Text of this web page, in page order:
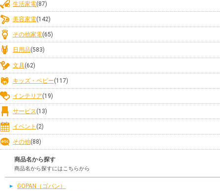
生活家電(87)
美容家電(142)
その他家電(65)
日用品(583)
文具(62)
キッズ・ベビー(117)
インテリア(19)
サービス(13)
イベント (2)
その他(88)
商品名から探す
商品名から探すにはこちらから
GOPAN（ゴパン）